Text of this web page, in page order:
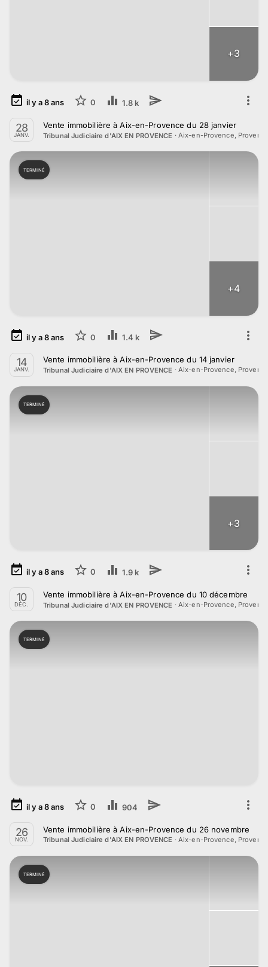
+3
il y a8ans 0 1.8 k
28
JANV.
Vente immobilière à Aix-en-Provence du 28 janvier
Tribunal Judiciaire d'AIX EN PROVENCE · Aix-en-Provence,
TERMINÉ
+4
il y a8ans 0 1.4 k
14
JANV.
Vente immobilière à Aix-en-Provence du 14 janvier
Tribunal Judiciaire d'AIX EN PROVENCE · Aix-en-Provence,
TERMINÉ
+3
il y a8ans 0 1.9 k
10
DÉC.
Vente immobilière à Aix-en-Provence du 10 décembre
Tribunal Judiciaire d'AIX EN PROVENCE · Aix-en-Provence,
TERMINÉ
il y a8ans 0 904
26
NOV.
Vente immobilière à Aix-en-Provence du 26 novembre
Tribunal Judiciaire d'AIX EN PROVENCE · Aix-en-Provence,
TERMINÉ